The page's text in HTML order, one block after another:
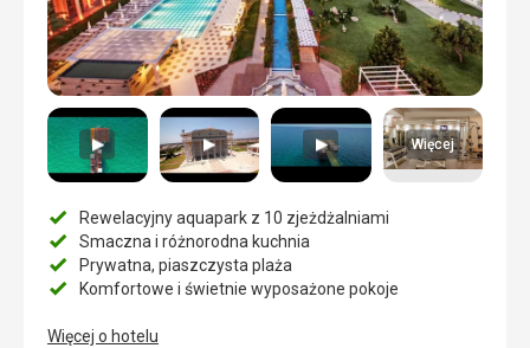
Więcej
Rewelacyjny aquapark z 10 zjeżdżalniami
Smaczna i różnorodna kuchnia
Prywatna, piaszczysta plaża
Komfortowe i świetnie wyposażone pokoje
Więcej o hotelu